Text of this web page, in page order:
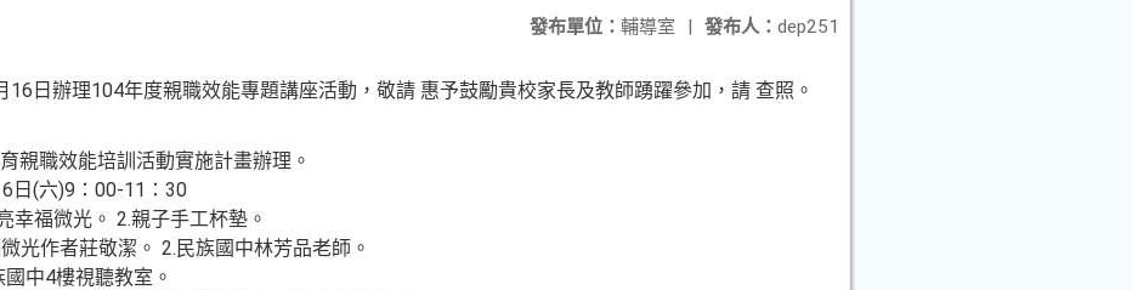
發布人： dep251
發布單位： 輔導室 |
16日辦理104年度親職效能專題講座活動，敬請 惠予鼓勵貴校家長及教師踴躍參加，請 查照。
親職效能培訓活動實施計畫辦理。
(六)9：00-11：30
福微光。 2.親子手工杯墊。
光作者莊敬潔。 2.民族國中林芳品老師。
中4樓視聽教室。